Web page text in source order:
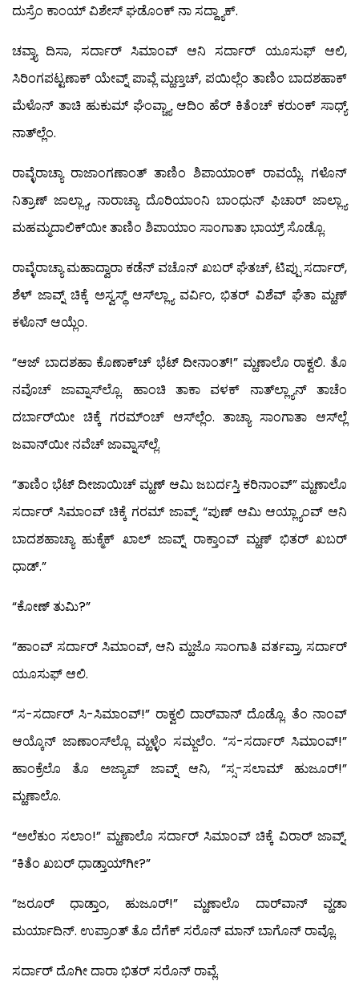
ದುಸ್ರೆಂ ಕಾಂಯ್ ವಿಶೇಸ್ ಘಡೊಂಕ್ ನಾ ಸದ್ದ್ಯಾಕ್.
ಚವ್ತ್ಯಾ ದಿಸಾ, ಸರ್ದಾರ್ ಸಿಮಾಂವ್ ಆನಿ ಸರ್ದಾರ್ ಯೂಸುಫ್ ಆಲಿ,
ಸಿರಿಂಗಪಟ್ಟಣಾಕ್ ಯೇವ್ನ್ ಪಾವ್ಲೆ ಮ್ಹಣ್ತಚ್, ಪಯಿಲ್ಲೆಂ ತಾಣಿಂ ಬಾದಶಹಾಕ್
ಮೆಳೊನ್ ತಾಚಿ ಹುಕುಮ್ ಘೆಂವ್ಚ್ಯಾ ಆದಿಂ ಹೆರ್ ಕಿತೆಂಚ್ ಕರುಂಕ್ ಸಾಧ್ಯ್
ನಾತ್‍ಲ್ಲೆಂ.
ರಾವ್ಳೆರಾಚ್ಯಾ ರಾಜಾಂಗಣಾಂತ್ ತಾಣಿಂ ಶಿಪಾಯಾಂಕ್ ರಾವಯ್ಲೆ. ಗಳೊನ್
ನಿತ್ರಾಣ್ ಜಾಲ್ಲ್ಯಾ, ನಾರಾಚ್ಯಾ ದೊರಿಯಾಂನಿ ಬಾಂಧುನ್ ಫಿಚಾರ್ ಜಾಲ್ಲ್ಯಾ
ಮಹಮ್ಮದಾಲಿಕ್‍ಯೀ ತಾಣಿಂ ಶಿಪಾಯಾಂ ಸಾಂಗಾತಾ ಭಾಯ್ರ್ ಸೊಡ್ಲೊ.
ರಾವ್ಳೆರಾಚ್ಯಾ ಮಹಾದ್ವಾರಾ ಕಡೆನ್ ವಚೊನ್ ಖಬರ್ ಘೆತಚ್, ಟಿಪ್ಪು ಸರ್ದಾರ್,
ಶೆಳ್ ಜಾವ್ನ್ ಚಿಕ್ಕೆ ಅಸ್ವಸ್ಥ್ ಆಸ್‍ಲ್ಲ್ಯಾ ವರ್ವಿಂ, ಭಿತರ್ ವಿಶೆವ್ ಘೆತಾ ಮ್ಹಣ್
ಕಳೊನ್ ಆಯ್ಲೆಂ.
“ಆಜ್ ಬಾದಶಹಾ ಕೊಣಾಕ್‍ಚ್ ಭೆಟ್ ದೀನಾಂತ್!” ಮ್ಹಣಾಲೊ ರಾಕ್ವಲಿ. ತೊ
ನವೊಚ್ ಜಾವ್ನಾಸ್‍ಲ್ಲೊ. ಹಾಂಚಿ ತಾಕಾ ವಳಕ್ ನಾತ್‍ಲ್ಲ್ಯಾನ್ ತಾಚೆಂ
ದರ್ಬಾರ್‌ಯೀ ಚಿಕ್ಕೆ ಗರಮ್‍ಂಚ್ ಆಸ್‍ಲ್ಲೆಂ. ತಾಚ್ಯಾ ಸಾಂಗಾತಾ ಆಸ್‍ಲ್ಲೆ
ಜವಾನ್‍ಯೀ ನವೆಚ್ ಜಾವ್ನಾಸ್‍ಲ್ಲೆ.
“ತಾಣಿಂ ಭೆಟ್ ದೀಜಾಯಿಚ್ ಮ್ಹಣ್ ಆಮಿ ಜಬರ್ದಸ್ತಿ ಕರಿನಾಂವ್” ಮ್ಹಣಾಲೊ
ಸರ್ದಾರ್ ಸಿಮಾಂವ್ ಚಿಕ್ಕೆ ಗರಮ್ ಜಾವ್ನ್. “ಪುಣ್ ಆಮಿ ಆಯ್ಲ್ಯಾಂವ್ ಆನಿ
ಬಾದಶಹಾಚ್ಯಾ ಹುಕ್ಮೆಕ್ ಖಾಲ್ ಜಾವ್ನ್ ರಾಕ್ತಾಂವ್ ಮ್ಹಣ್ ಭಿತರ್ ಖಬರ್
ಧಾಡ್.”
“ಕೋಣ್ ತುಮಿ?”
“ಹಾಂವ್ ಸರ್ದಾರ್ ಸಿಮಾಂವ್, ಆನಿ ಮ್ಹಜೊ ಸಾಂಗಾತಿ ವರ್ತವ್ತಾ, ಸರ್ದಾರ್
ಯೂಸುಫ್ ಆಲಿ.
“ಸ-ಸರ್ದಾರ್ ಸಿ-ಸಿಮಾಂವ್!” ರಾಕ್ವಲಿ ದಾರ್‌ವಾನ್ ದೊಡ್ಲೊ. ತೆಂ ನಾಂವ್
ಆಯ್ಕೊನ್ ಜಾಣಾಂಸ್‍ಲ್ಲೊ ಮ್ಹಳ್ಳೆಂ ಸಮ್ಜಲೆಂ. “ಸ-ಸರ್ದಾರ್ ಸಿಮಾಂವ್!”
ಹಾಂಕ್ರೆಲೊ ತೊ ಅಜ್ಯಾಪ್ ಜಾವ್ನ್ ಆನಿ, “ಸ್ಸ-ಸಲಾಮ್ ಹುಜೂರ್!”
ಮ್ಹಣಾಲೊ.
“ಅಲೆಕುಂ ಸಲಾಂ!” ಮ್ಹಣಾಲೊ ಸರ್ದಾರ್ ಸಿಮಾಂವ್ ಚಿಕ್ಕೆ ವಿರಾರ್ ಜಾವ್ನ್.
“ಕಿತೆಂ ಖಬರ್ ಧಾಡ್ತಾಯ್‍ಗೀ?”
“ಜರೂರ್ ಧಾಡ್ತಾಂ, ಹುಜೂರ್!” ಮ್ಹಣಾಲೊ ದಾರ್‌ವಾನ್ ವ್ಹಡಾ
ಮರ್ಯಾದಿನ್. ಉಪ್ರಾಂತ್ ತೊ ದೆಗೆಕ್ ಸರೊನ್ ಮಾನ್ ಬಾಗೊನ್ ರಾವ್ಲೊ.
ಸರ್ದಾರ್ ದೊಗೀ ದಾರಾ ಭಿತರ್ ಸರೊನ್ ರಾವ್ಲೆ.